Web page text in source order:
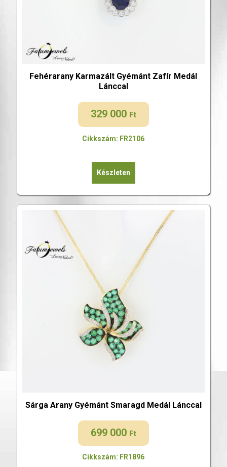
Fehérarany Karmazált Gyémánt Zafír Medál
Lánccal
329 000 Ft
Cikkszám: FR2106
Készleten
Sárga Arany Gyémánt Smaragd Medál Lánccal
699 000 Ft
Cikkszám: FR1896